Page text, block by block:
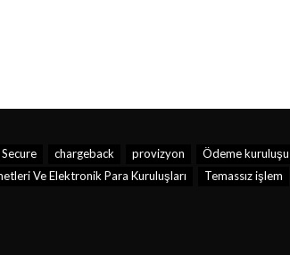
chargeback provizyon Ödeme kuruluşu
Ve Elektronik Para Kuruluşları
Temassız işlem